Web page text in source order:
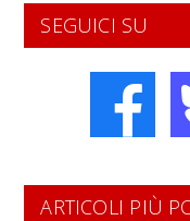
SEGUICI SU
ARTICOLI PIÙ